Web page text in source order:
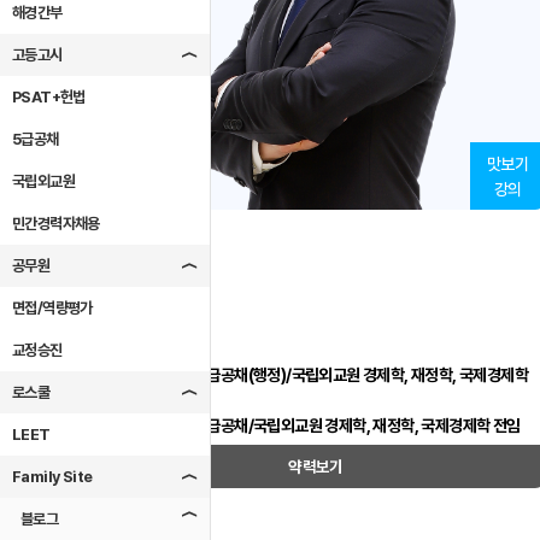
해경간부
고등고시
PSAT+헌법
5급공채
국립외교원
민간경력자채용
공무원
면접/역량평가
교정승진
로스쿨
LEET
Family Site
블로그
맛보기
강의
前) 합격의법학원 5급공채(행정)/국립외교원 경제학, 재정학, 국제경제학
現) 프라임법학원 5급공채/국립외교원 경제학, 재정학, 국제경제학 전임
약력보기